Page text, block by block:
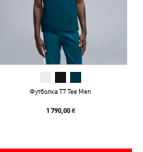
Футболка T7 Tee Men
1 790,00 ₴